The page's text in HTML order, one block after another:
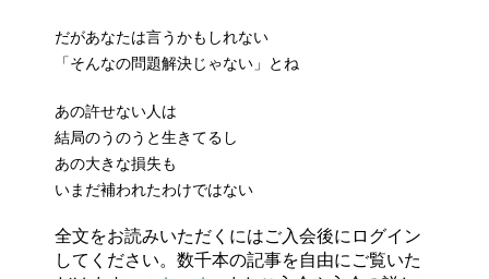
だがあなたは言うかもしれない
「そんなの問題解決じゃない」とね
あの許せない人は
結局のうのうと生きてるし
あの大きな損失も
いまだ補われたわけではない
全文をお読みいただくにはご入会後にログイン
してください。数千本の記事を自由にご覧いた